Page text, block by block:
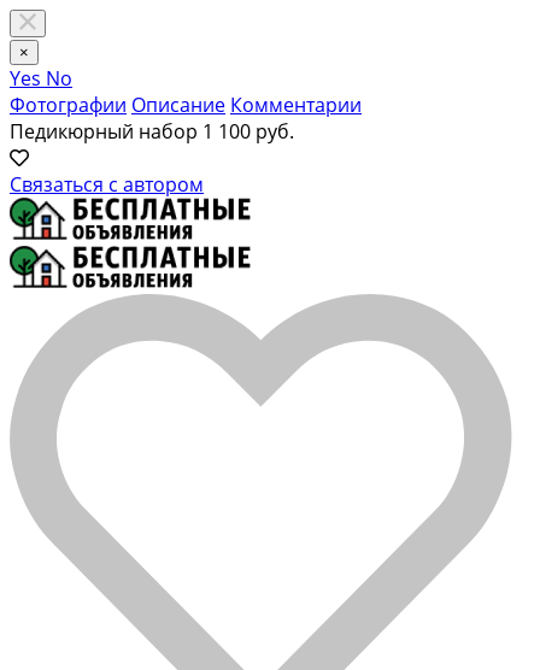
×
Yes No
Фотографии Описание Комментарии
Педикюрный набор 1 100 руб.
Связаться с автором